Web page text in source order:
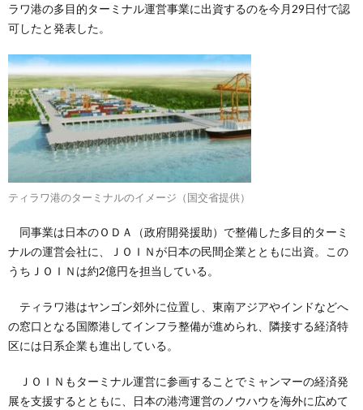
ラワ港の多目的ターミナル運営事業に出資するのを今月29日付で認
可したと発表した。
ティラワ港のターミナルのイメージ（国交省提供）
同事業は日本のＯＤＡ（政府開発援助）で整備した多目的ターミ
ナルの運営会社に、ＪＯＩＮが日本の民間企業とともに出資。この
うちＪＯＩＮは約2億円を担当している。
ティラワ港はヤンゴン郊外に位置し、東南アジアやインドなどへ
の窓口となる国際港してインフラ整備が進められ、隣接する経済特
区には日系企業も進出している。
ＪＯＩＮもターミナル運営に参画することでミャンマーの経済発
展を支援するとともに、日本の港湾運営のノウハウを海外に広めて